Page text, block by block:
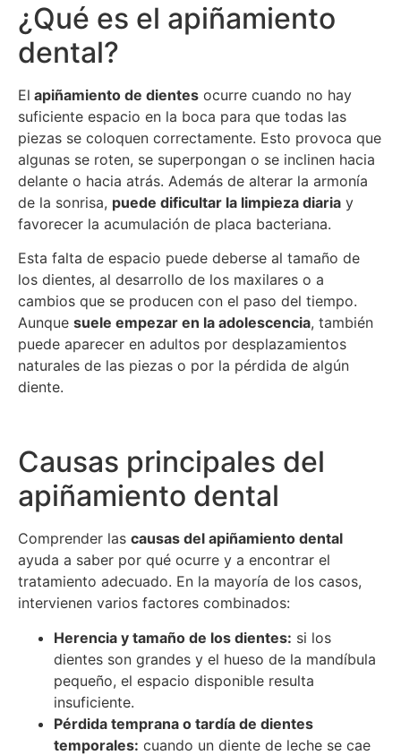
¿Qué es el apiñamiento
dental?
El apiñamiento de dientes ocurre cuando no hay
suficiente espacio en la boca para que todas las
piezas se coloquen correctamente. Esto provoca que
algunas se roten, se superpongan o se inclinen hacia
delante o hacia atrás. Además de alterar la armonía
de la sonrisa, puede dificultar la limpieza diaria y
favorecer la acumulación de placa bacteriana.
Esta falta de espacio puede deberse al tamaño de
los dientes, al desarrollo de los maxilares o a
cambios que se producen con el paso del tiempo.
Aunque suele empezar en la adolescencia, también
puede aparecer en adultos por desplazamientos
naturales de las piezas o por la pérdida de algún
diente.
Causas principales del
apiñamiento dental
Comprender las causas del apiñamiento dental
ayuda a saber por qué ocurre y a encontrar el
tratamiento adecuado. En la mayoría de los casos,
intervienen varios factores combinados:
Herencia y tamaño de los dientes: si los
dientes son grandes y el hueso de la mandíbula
pequeño, el espacio disponible resulta
insuficiente.
Pérdida temprana o tardía de dientes
temporales: cuando un diente de leche se cae